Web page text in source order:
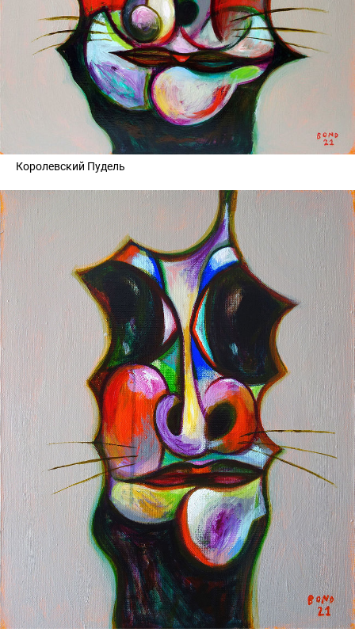
Королевский Пудель